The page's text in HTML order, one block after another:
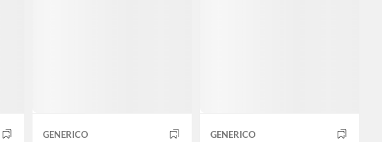
GENERICO GENERICO